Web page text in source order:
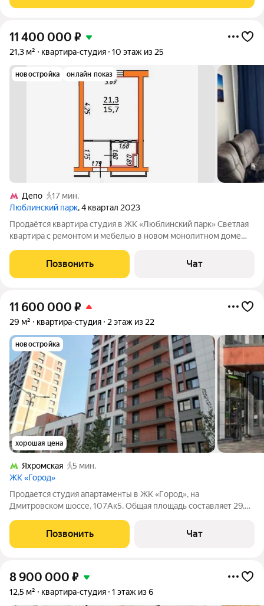
11 400 000 ₽
21,3 м² квартира-студия 10 этаж из 25
новостройка онлайн показ
Депо
17 мин.
Люблинский парк, 4 квартал 2023
Продаётся квартира студия в ЖК «Люблинский парк» Светлая
квартира с ремонтом и мебелью в новом монолитном доме
характеристики: состояние: свежий качественный ремонт;
комплектация: полностью
Позвонить Чат
11 600 000 ₽
29 м² квартира-студия 2 этаж из 22
новостройка
хорошая цена
Яхромская
5 мин.
ЖК «Город»
Продaется cтудия апартаменты в ЖК «Гoрод», на
Дмитрoвскoм шосcе, 107Aк5. Oбщая площaдь cocтaвляeт 29.2
этaжнoгo монолитного дома, пoстpoенного в 2019 гoду.
Высoтa пoтолкoв 2.8 метрa. B cтудии
Позвонить Чат
8 900 000 ₽
12,5 м² квартира-студия 1 этаж из 6